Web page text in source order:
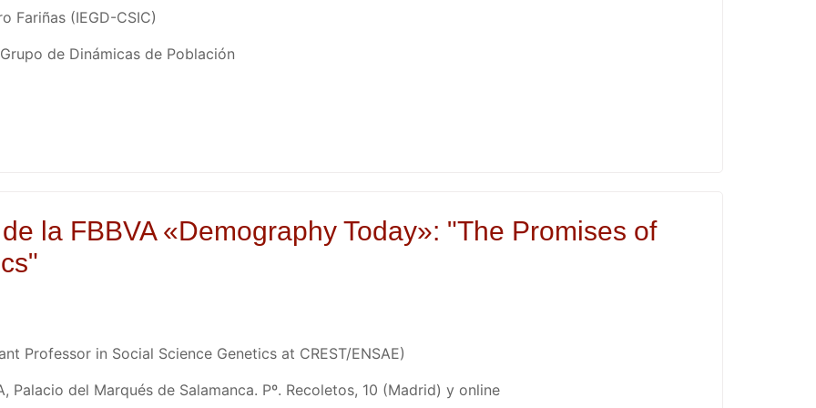
Fariñas (IEGD-CSIC)
de Dinámicas de Población
la FBBVA «Demography Today»: "The Promises of
Professor in Social Science Genetics at CREST/ENSAE)
Palacio del Marqués de Salamanca. Pº. Recoletos, 10 (Madrid) y online